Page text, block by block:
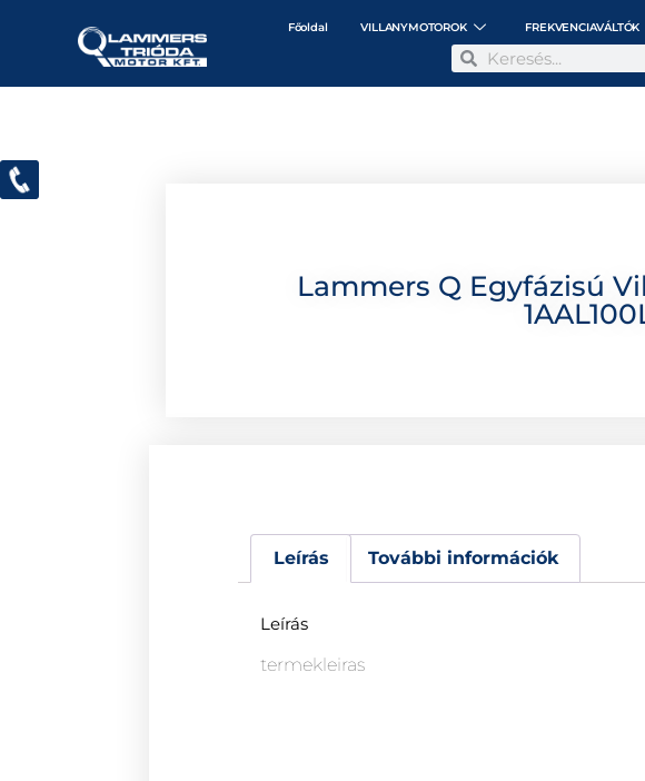
Főoldal VILLANYMOTOROK FREKVENCIAVÁLTÓK
Lammers Q Egyfázisú
Leírás További információk
Leírás
termekleiras